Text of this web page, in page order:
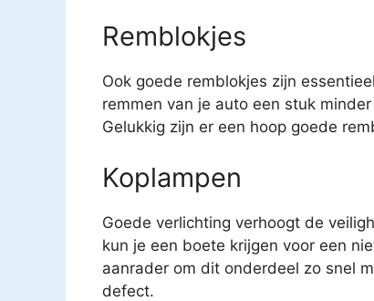
Remblokjes
Ook goede remblokjes zijn
remmen van je auto een stuk
Gelukkig zijn er een hoop goede
Koplampen
Goede verlichting verhoogt de
kun je een boete krijgen voor een
aanrader om dit onderdeel zo snel
defect.